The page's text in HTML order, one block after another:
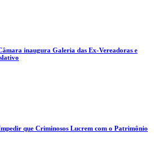
inaugura Galeria das Ex-Vereadoras e
que Criminosos Lucrem com o Patrimônio